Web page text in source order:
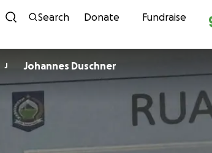
Skip
Search Donate Fundraise
J Johannes Duschner